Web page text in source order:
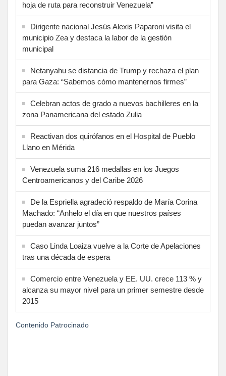
hoja de ruta para reconstruir Venezuela”
Dirigente nacional Jesús Alexis Paparoni visita el
municipio Zea y destaca la labor de la gestión
municipal
Netanyahu se distancia de Trump y rechaza el plan
para Gaza: “Sabemos cómo mantenernos firmes”
Celebran actos de grado a nuevos bachilleres en la
zona Panamericana del estado Zulia
Reactivan dos quirófanos en el Hospital de Pueblo
Llano en Mérida
Venezuela suma 216 medallas en los Juegos
Centroamericanos y del Caribe 2026
De la Espriella agradeció respaldo de María Corina
Machado: “Anhelo el día en que nuestros países
puedan avanzar juntos”
Caso Linda Loaiza vuelve a la Corte de Apelaciones
tras una década de espera
Comercio entre Venezuela y EE. UU. crece 113 % y
alcanza su mayor nivel para un primer semestre desde
2015
Contenido Patrocinado